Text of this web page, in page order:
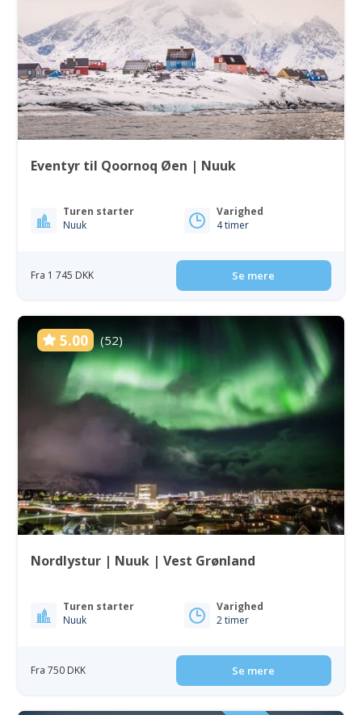
Eventyr til Qoornoq Øen | Nuuk
Turen starter
Nuuk
Varighed
4 timer
Fra 1 745 DKK Se mere
5.00 (52)
Nordlystur | Nuuk | Vest Grønland
Turen starter
Nuuk
Varighed
2 timer
Fra 750 DKK Se mere